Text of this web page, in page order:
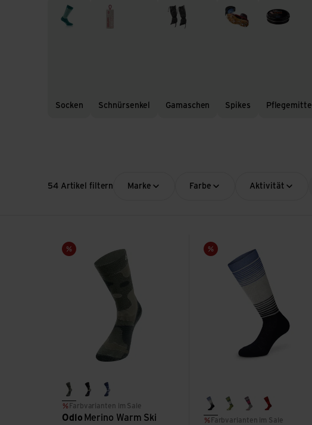
Socken
Socken
Schnürsenkel
Schnürsenkel
Gamaschen
Gamaschen
Spikes
Spikes
Pflegemittel
54 Artikel filtern Marke Farbe Aktivität
Sale
black/afterparty
shadow/urban chic
skipper blue/blue heron
Farbvarianten im Sale
Odlo Merino Warm Ski
Merino Warm Ski Kids ansehen
Sale
blue stripes
green blocks
grey blocks
red blocks
Farbvarianten im Sale
MerinoWinter Kids 1 ansehen